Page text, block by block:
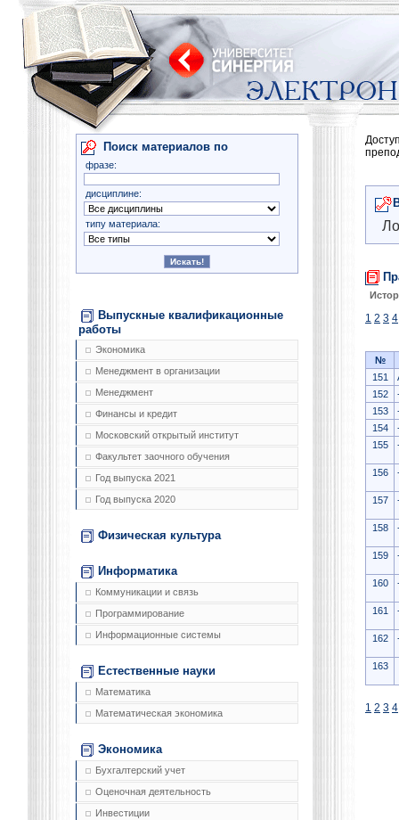
Поиск материалов по
фразе:
дисциплине:
типу материала:
Выпускные квалификационные
работы
Экономика
Менеджмент в организации
Менеджмент
Финансы и кредит
Московский открытый институт
Факультет заочного обучения
Год выпуска 2021
Год выпуска 2020
Физическая культура
Информатика
Коммуникации и связь
Программирование
Информационные системы
Естественные науки
Математика
Математическая экономика
Экономика
Бухгалтерский учет
Оценочная деятельность
Инвестиции
1 2 3 4
№
151
152
153
154
155
156
157
158
159
160
161
162
163
1 2 3 4